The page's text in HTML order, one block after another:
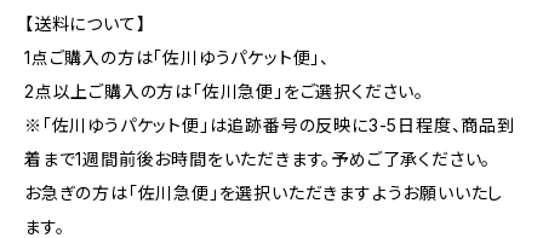
【送料について】
1点ご購入の方は「佐川ゆうパケット便」、
2点以上ご購入の方は「佐川急便」をご選択ください。
※「佐川ゆうパケット便」は追跡番号の反映に3-5日程度、商品到
着まで1週間前後お時間をいただきます。予めご了承ください。
お急ぎの方は「佐川急便」を選択いただきますようお願いいたし
ます。